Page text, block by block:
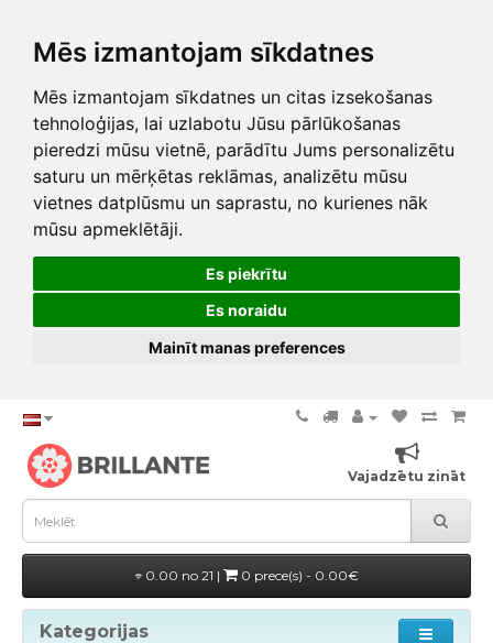
Mēs izmantojam sīkdatnes
Mēs izmantojam sīkdatnes un citas izsekošanas
tehnoloģijas, lai uzlabotu Jūsu pārlūkošanas
pieredzi mūsu vietnē, parādītu Jums personalizētu
saturu un mērķētas reklāmas, analizētu mūsu
vietnes datplūsmu un saprastu, no kurienes nāk
mūsu apmeklētāji.
Es piekrītu
Es noraidu
Mainīt manas preferences
Vajadzētu zināt
0.00 no 21 | 0 prece(s) - 0.00€
Kategorijas